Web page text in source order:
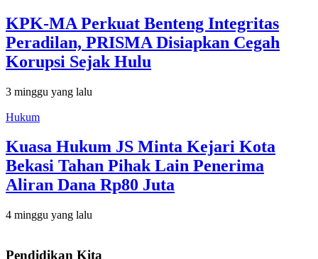
KPK-MA Perkuat Benteng Integritas
Peradilan, PRISMA Disiapkan Cegah
Korupsi Sejak Hulu
3 minggu yang lalu
Hukum
Kuasa Hukum JS Minta Kejari Kota
Bekasi Tahan Pihak Lain Penerima
Aliran Dana Rp80 Juta
4 minggu yang lalu
Pendidikan Kita